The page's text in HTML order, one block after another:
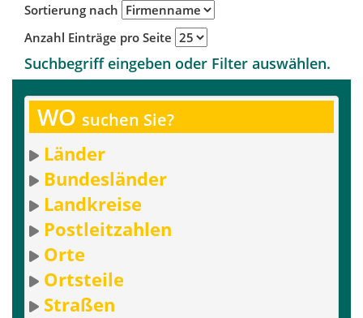
Sortierung nach
Anzahl Einträge pro Seite
Suchbegriff eingeben oder Filter auswählen.
WO suchen Sie?
Länder
Bundesländer
Landkreise
Postleitzahlen
Orte
Ortsteile
Straßen